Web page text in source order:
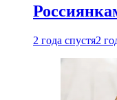
2 года спустя2